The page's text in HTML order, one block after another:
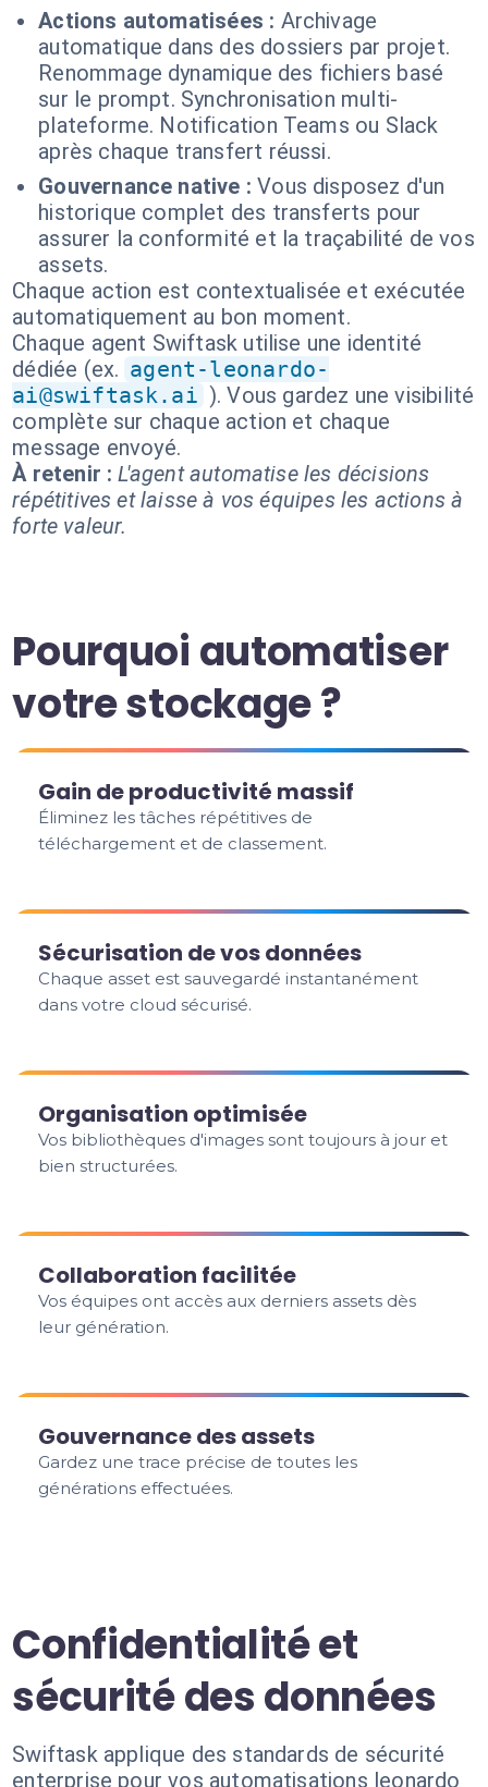
Actions automatisées : Archivage
automatique dans des dossiers par projet.
Renommage dynamique des fichiers basé
sur le prompt. Synchronisation multi-
plateforme. Notification Teams ou Slack
après chaque transfert réussi.
Gouvernance native : Vous disposez d'un
historique complet des transferts pour
assurer la conformité et la traçabilité de vos
assets.
Chaque action est contextualisée et exécutée
automatiquement au bon moment.
Chaque agent Swiftask utilise une identité
dédiée (ex. agent-leonardo-
ai@swiftask.ai ). Vous gardez une visibilité
complète sur chaque action et chaque
message envoyé.
À retenir : L'agent automatise les décisions
répétitives et laisse à vos équipes les actions à
forte valeur.
Pourquoi automatiser
votre stockage ?
Gain de productivité massif
Éliminez les tâches répétitives de
téléchargement et de classement.
Sécurisation de vos données
Chaque asset est sauvegardé instantanément
dans votre cloud sécurisé.
Organisation optimisée
Vos bibliothèques d'images sont toujours à jour et
bien structurées.
Collaboration facilitée
Vos équipes ont accès aux derniers assets dès
leur génération.
Gouvernance des assets
Gardez une trace précise de toutes les
générations effectuées.
Confidentialité et
sécurité des données
Swiftask applique des standards de sécurité
enterprise pour vos automatisations leonardo